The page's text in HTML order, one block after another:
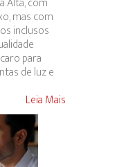
mas com
inclusos
para
de luz e
Leia Mais